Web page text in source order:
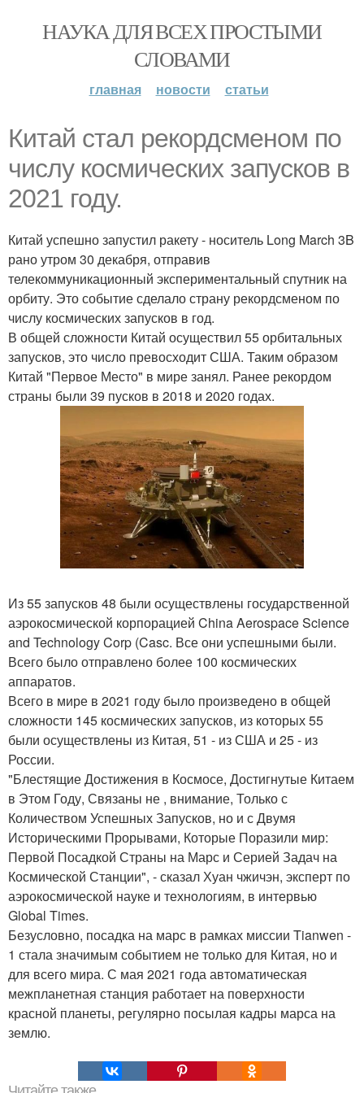
НАУКА ДЛЯ ВСЕХ ПРОСТЫМИ
СЛОВАМИ
главная новости статьи
Китай стал рекордсменом по
числу космических запусков в
2021 году.
Китай успешно запустил ракету - носитель Long March 3B
рано утром 30 декабря, отправив
телекоммуникационный экспериментальный спутник на
орбиту. Это событие сделало страну рекордсменом по
числу космических запусков в год.
В общей сложности Китай осуществил 55 орбитальных
запусков, это число превосходит США. Таким образом
Китай "Первое Место" в мире занял. Ранее рекордом
страны были 39 пусков в 2018 и 2020 годах.
Из 55 запусков 48 были осуществлены государственной
аэрокосмической корпорацией China Aerospace Science
and Technology Corp (Casc. Все они успешными были.
Всего было отправлено более 100 космических
аппаратов.
Всего в мире в 2021 году было произведено в общей
сложности 145 космических запусков, из которых 55
были осуществлены из Китая, 51 - из США и 25 - из
России.
"Блестящие Достижения в Космосе, Достигнутые Китаем
в Этом Году, Связаны не , внимание, Только с
Количеством Успешных Запусков, но и с Двумя
Историческими Прорывами, Которые Поразили мир:
Первой Посадкой Страны на Марс и Серией Задач на
Космической Станции", - сказал Хуан чжичэн, эксперт по
аэрокосмической науке и технологиям, в интервью
Global Times.
Безусловно, посадка на марс в рамках миссии Tianwen -
1 стала значимым событием не только для Китая, но и
для всего мира. С мая 2021 года автоматическая
межпланетная станция работает на поверхности
красной планеты, регулярно посылая кадры марса на
землю.